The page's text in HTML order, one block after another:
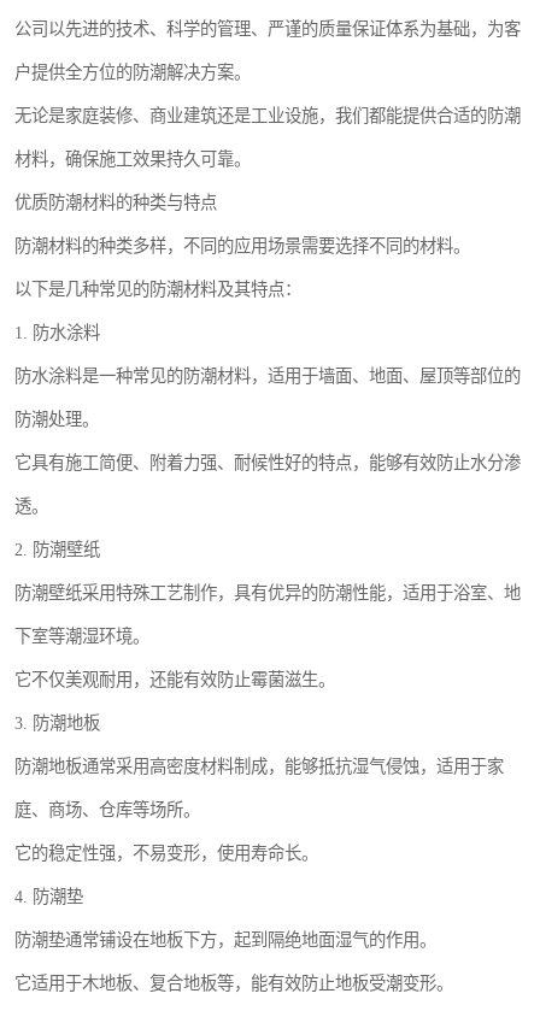
公司以先进的技术、科学的管理、严谨的质量保证体系为基础，为客
户提供全方位的防潮解决方案。
无论是家庭装修、商业建筑还是工业设施，我们都能提供合适的防潮
材料，确保施工效果持久可靠。
优质防潮材料的种类与特点
防潮材料的种类多样，不同的应用场景需要选择不同的材料。
以下是几种常见的防潮材料及其特点：
1. 防水涂料
防水涂料是一种常见的防潮材料，适用于墙面、地面、屋顶等部位的
防潮处理。
它具有施工简便、附着力强、耐候性好的特点，能够有效防止水分渗
透。
2. 防潮壁纸
防潮壁纸采用特殊工艺制作，具有优异的防潮性能，适用于浴室、地
下室等潮湿环境。
它不仅美观耐用，还能有效防止霉菌滋生。
3. 防潮地板
防潮地板通常采用高密度材料制成，能够抵抗湿气侵蚀，适用于家
庭、商场、仓库等场所。
它的稳定性强，不易变形，使用寿命长。
4. 防潮垫
防潮垫通常铺设在地板下方，起到隔绝地面湿气的作用。
它适用于木地板、复合地板等，能有效防止地板受潮变形。